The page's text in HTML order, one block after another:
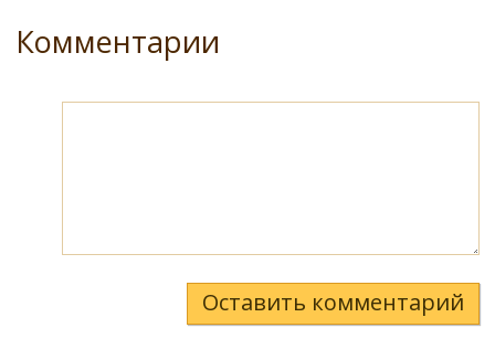
Комментарии
Оставить комментарий